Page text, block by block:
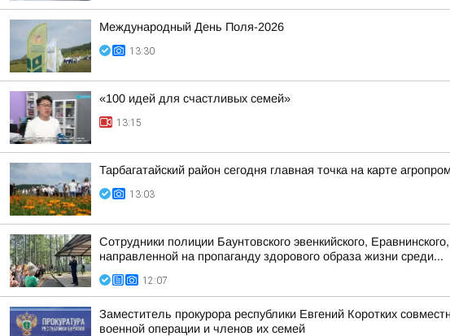
Международный День Поля-2026
13:30
«100 идей для счастливых семей»
13:15
Тарбагатайский район сегодня главная точка на карте
13:03
Сотрудники полиции Бaунтовского эвенкийского,
направленной на пропаганду здорового образа жизни среди...
12:07
Заместитель прокурора республики Евгений Коротких
военной операции и членов их семей